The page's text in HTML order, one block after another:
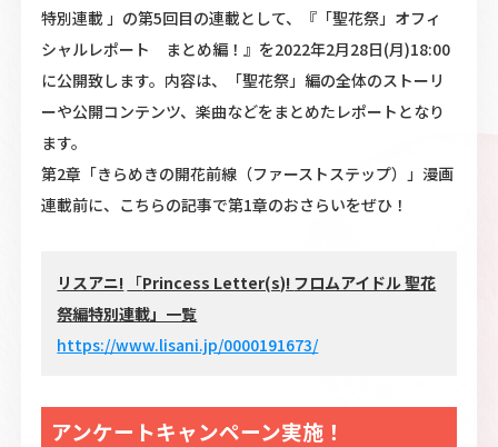
特別連載 」の第5回目の連載として、『「聖花祭」オフィ
シャルレポート まとめ編！』を2022年2月28日(月)18:00
に公開致します。内容は、「聖花祭」編の全体のストーリ
ーや公開コンテンツ、楽曲などをまとめたレポートとなり
ます。
第2章「きらめきの開花前線（ファーストステップ）」漫画
連載前に、こちらの記事で第1章のおさらいをぜひ！
リスアニ! 「Princess Letter(s)! フロムアイドル 聖花
祭編特別連載」一覧
https://www.lisani.jp/0000191673/
アンケートキャンペーン実施！